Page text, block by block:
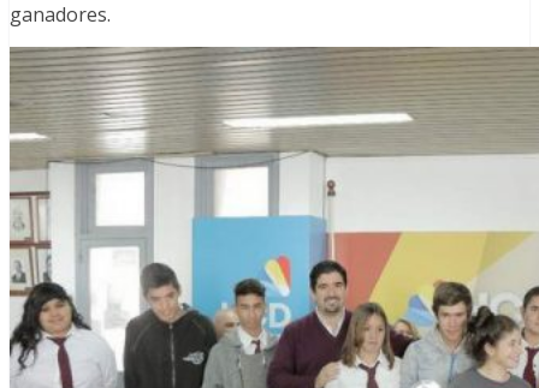
ganadores.